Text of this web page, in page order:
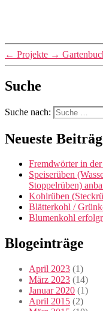
← Projekte →
Suche
Suche nach:
Neueste
Fremdwörter in
Speiserüben
Stoppelrüben)
Kohlrüben
Blätterkohl /
Blumenkohl
Blogeinträge
April 2023 (1)
März 2023 (14)
Januar 2020 (1)
April 2015 (2)